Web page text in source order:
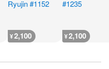
¥2,100 ¥2,100